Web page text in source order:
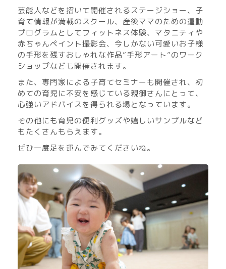
芸能人などを招いて開催されるステージショー、子
育て情報が満載のスクール、産後ママのための運動
プログラムとしてフィットネス体験、マタニティや
赤ちゃんペイント撮影会、今しかない可愛いお子様
の手形を残すおしゃれな作品”手形アート”のワーク
ショップなども開催されます。
また、専門家による子育てセミナーも開催され、初
めての育児に不安を感じている親御さんにとって、
心強いアドバイスを得られる場となっています。
その他にも育児の便利グッズや嬉しいサンプルなど
もたくさんもらえます。
ぜひ一度足を運んでみてくださいね。